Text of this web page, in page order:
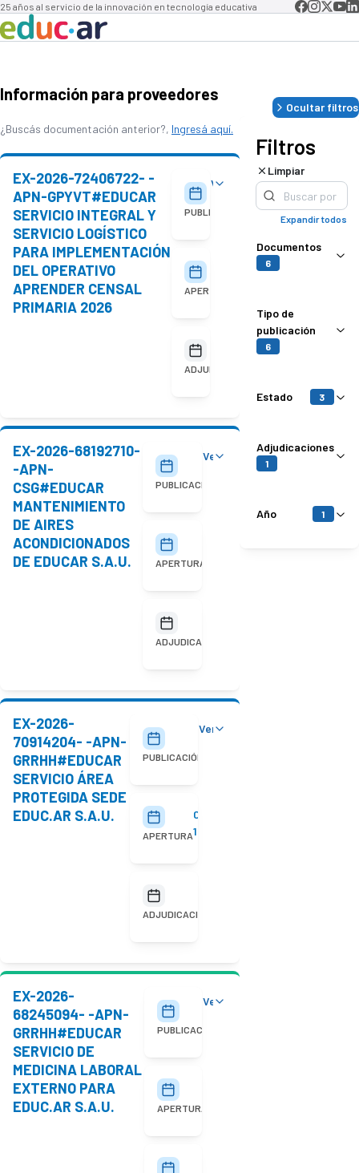
25 años al servicio de la innovación en tecnología educativa
Ocultar filtros
Información para proveedores
¿Buscás documentación anterior?, Ingresá aquí.
EX-2026-72406722- -
APN-GPYVT#EDUCAR
SERVICIO INTEGRAL Y
SERVICIO LOGÍSTICO
PARA IMPLEMENTACIÓN
DEL OPERATIVO
APRENDER CENSAL
PRIMARIA 2026
PUBLICACIÓN
05/08/2026
APERTURA
18/08/2026
ADJUDICACIÓN
No
Ver detalles
EX-2026-68192710-
-APN-
CSG#EDUCAR
MANTENIMIENTO
DE AIRES
ACONDICIONADOS
DE EDUCAR S.A.U.
PUBLICACIÓN
30/07/2026
APERTURA
ADJUDICACIÓN
Ver detalles
EX-2026-
70914204- -APN-
GRRHH#EDUCAR
SERVICIO ÁREA
PROTEGIDA SEDE
EDUC.AR S.A.U.
PUBLICACIÓN
29/07/2026
APERTURA
05/08/2026
10:00
ADJUDICACIÓN
Ver detalles
EX-2026-
68245094- -APN-
GRRHH#EDUCAR
SERVICIO DE
MEDICINA LABORAL
EXTERNO PARA
EDUC.AR S.A.U.
PUBLICACIÓN
20/07/2026
APERTURA
Ver detalles
Filtros
Limpiar
Expandir todos
Documentos
6
Tipo de
publicación
6
Estado 3
Adjudicaciones
1
Año 1